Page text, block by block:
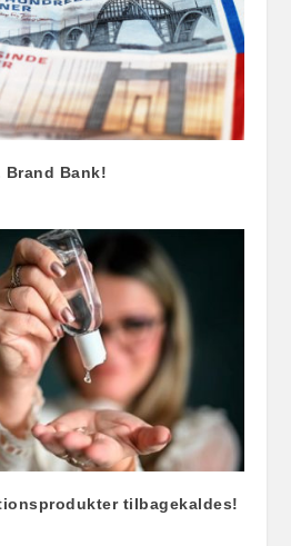
Brand Bank!
tilbagekaldes!